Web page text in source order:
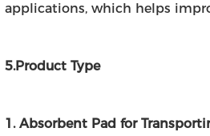
applications, which helps
5.Product Type
1. Absorbent Pad for